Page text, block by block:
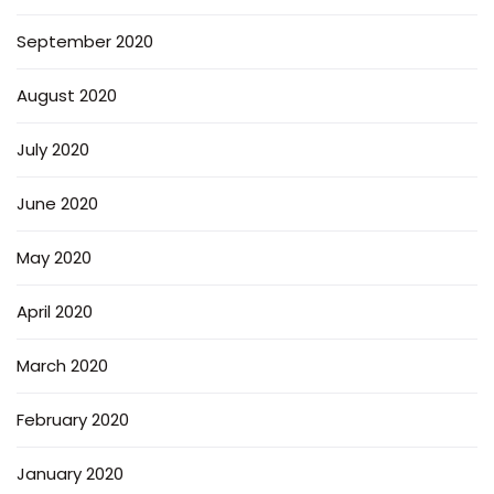
September 2020
August 2020
July 2020
June 2020
May 2020
April 2020
March 2020
February 2020
January 2020